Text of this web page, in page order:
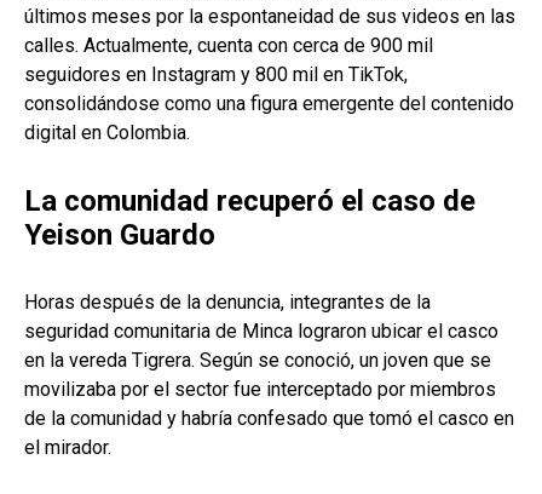
últimos meses por la espontaneidad de sus videos en las
calles. Actualmente, cuenta con cerca de 900 mil
seguidores en Instagram y 800 mil en TikTok,
consolidándose como una figura emergente del contenido
digital en Colombia.
La comunidad recuperó el caso de
Yeison Guardo
Horas después de la denuncia, integrantes de la
seguridad comunitaria de Minca lograron ubicar el casco
en la vereda Tigrera. Según se conoció, un joven que se
movilizaba por el sector fue interceptado por miembros
de la comunidad y habría confesado que tomó el casco en
el mirador.